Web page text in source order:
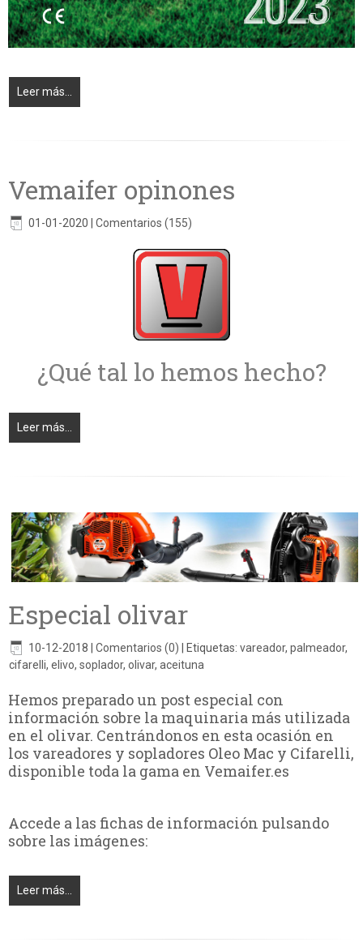
Leer más...
Vemaifer opinones
01-01-2020 Comentarios (155)
¿Qué tal lo hemos hecho?
Leer más...
Especial olivar
10-12-2018 Comentarios (0) Etiquetas: vareador, palmeador,
cifarelli, elivo, soplador, olivar, aceituna
Hemos preparado un post especial con
información sobre la maquinaria más utilizada
en el olivar. Centrándonos en esta ocasión en
los vareadores y sopladores Oleo Mac y Cifarelli,
disponible toda la gama en Vemaifer.es
Accede a las fichas de información pulsando
sobre las imágenes:
Leer más...